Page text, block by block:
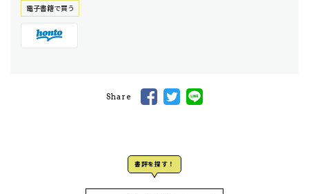
電⼦書籍で買う
Share
書評を探す！